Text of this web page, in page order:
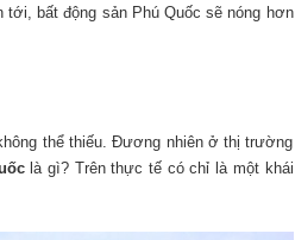
tới, bất động sản Phú Quốc sẽ nóng hơn
thể thiếu. Đương nhiên ở thị trường
là gì? Trên thực tế có chỉ là một khái